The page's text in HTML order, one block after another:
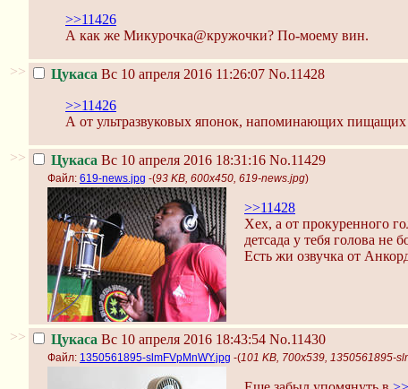
>>11426
А как же Микурочка@кружочки? По-моему вин.
>> Цукаса Вс 10 апреля 2016 11:26:07 No.11428
>>11426
А от ультразвуковых японок, напоминающих пищащих
>> Цукаса Вс 10 апреля 2016 18:31:16 No.11429
Файл: 619-news.jpg -(93 KB, 600x450, 619-news.jpg)
>>11428
Хех, а от прокуренного
детсада у тебя голова не
Есть жи озвучка от
>> Цукаса Вс 10 апреля 2016 18:43:54 No.11430
Файл: 1350561895-slmFVpMnWY.jpg -(101 KB, 700x539, 1350561895-